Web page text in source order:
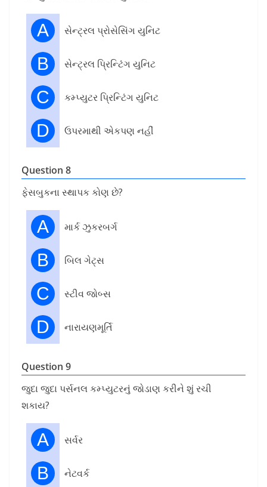
A સેન્ટ્રલ પ્રોસેસિંગ યુનિટ
B સેન્ટ્રલ પ્રિન્ટિંગ યુનિટ
C કમ્પ્યુટર પ્રિન્ટિંગ યુનિટ
D ઉપરમાથી એકપણ નહીં
Question 8
ફેસબુકના સ્થાપક કોણ છે?
A માર્ક ઝુકરબર્ગ
B બિલ ગેટ્સ
C સ્ટીવ જોબ્સ
D નારાયણમૂર્તિ
Question 9
જુદા જુદા પર્સનલ કમ્પ્યુટરનું જોડાણ કરીને શું રચી
શકાય?
A સર્વર
B નેટવર્ક